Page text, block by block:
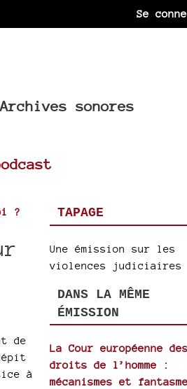
Se
Archives sonores
?
de
à
TAPAGE
Une émission sur les
violences judiciaires
DANS LA MÊME
ÉMISSION
La Cour européenne des
droits de l’homme :
mécanismes et